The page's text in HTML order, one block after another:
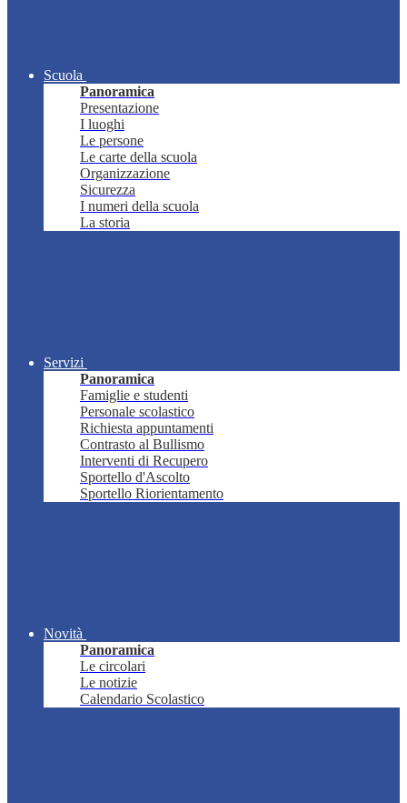
Scuola
Panoramica
Presentazione
I luoghi
Le persone
Le carte della scuola
Organizzazione
Sicurezza
I numeri della scuola
La storia
Servizi
Panoramica
Famiglie e studenti
Personale scolastico
Richiesta appuntamenti
Contrasto al Bullismo
Interventi di Recupero
Sportello d'Ascolto
Sportello Riorientamento
Novità
Panoramica
Le circolari
Le notizie
Calendario Scolastico